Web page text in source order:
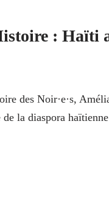
: Haïti
des Noir·e·s,
la diaspora